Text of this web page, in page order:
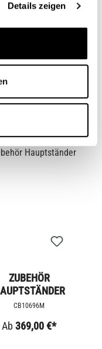
Details zeigen
8,95 €*
ZUBEHÖR
CB10696M
Ab 369,00 €*